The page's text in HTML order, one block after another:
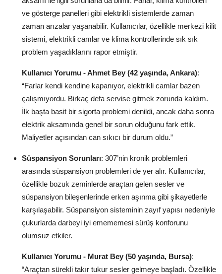
ve gösterge panelleri gibi elektrikli sistemlerde zaman
zaman arızalar yaşanabilir. Kullanıcılar, özellikle merkezi kilit
sistemi, elektrikli camlar ve klima kontrollerinde sık sık
problem yaşadıklarını rapor etmiştir.
Kullanıcı Yorumu - Ahmet Bey (42 yaşında, Ankara):
“Farlar kendi kendine kapanıyor, elektrikli camlar bazen
çalışmıyordu. Birkaç defa servise gitmek zorunda kaldım.
İlk başta basit bir sigorta problemi denildi, ancak daha sonra
elektrik aksamında genel bir sorun olduğunu fark ettik.
Maliyetler açısından can sıkıcı bir durum oldu.”
Süspansiyon Sorunları: 307’nin kronik problemleri
arasında süspansiyon problemleri de yer alır. Kullanıcılar,
özellikle bozuk zeminlerde araçtan gelen sesler ve
süspansiyon bileşenlerinde erken aşınma gibi şikayetlerle
karşılaşabilir. Süspansiyon sisteminin zayıf yapısı nedeniyle
çukurlarda darbeyi iyi emememesi sürüş konforunu
olumsuz etkiler.
Kullanıcı Yorumu - Murat Bey (50 yaşında, Bursa):
“Araçtan sürekli takır tukur sesler gelmeye başladı. Özellikle